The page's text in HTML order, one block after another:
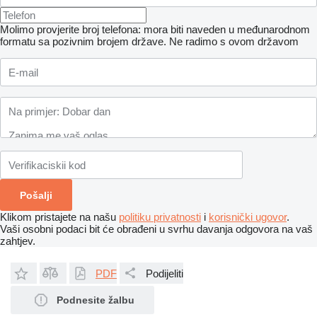
Molimo provjerite broj telefona: mora biti naveden u međunarodnom
formatu sa pozivnim brojem države. Ne radimo s ovom državom
Klikom pristajete na našu politiku privatnosti i korisnički ugovor.
Vaši osobni podaci bit će obrađeni u svrhu davanja odgovora na vaš
zahtjev.
PDF Podijeliti
Podnesite žalbu